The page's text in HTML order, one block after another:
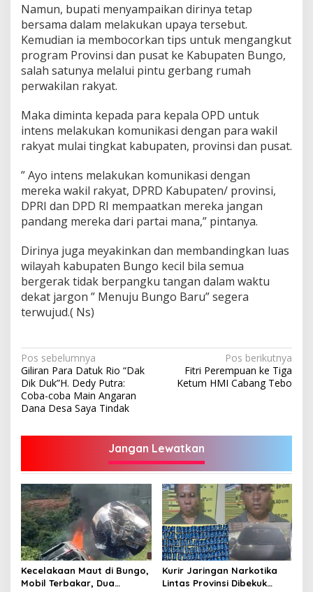
Namun, bupati menyampaikan dirinya tetap
bersama dalam melakukan upaya tersebut.
Kemudian ia membocorkan tips untuk mengangkut
program Provinsi dan pusat ke Kabupaten Bungo,
salah satunya melalui pintu gerbang rumah
perwakilan rakyat.
Maka diminta kepada para kepala OPD untuk
intens melakukan komunikasi dengan para wakil
rakyat mulai tingkat kabupaten, provinsi dan pusat.
” Ayo intens melakukan komunikasi dengan
mereka wakil rakyat, DPRD Kabupaten/ provinsi,
DPRI dan DPD RI mempaatkan mereka jangan
pandang mereka dari partai mana,” pintanya.
Dirinya juga meyakinkan dan membandingkan luas
wilayah kabupaten Bungo kecil bila semua
bergerak tidak berpangku tangan dalam waktu
dekat jargon ” Menuju Bungo Baru” segera
terwujud.( Ns)
Navigasi
pos
Pos sebelumnya
Giliran Para Datuk Rio “Dak
Dik Duk”H. Dedy Putra:
Coba-coba Main Angaran
Dana Desa Saya Tindak
Pos berikutnya
Fitri Perempuan ke Tiga
Ketum HMI Cabang Tebo
Jangan Lewatkan
Kecelakaan Maut di Bungo,
Mobil Terbakar, Dua
Kurir Jaringan Narkotika
Lintas Provinsi Dibekuk